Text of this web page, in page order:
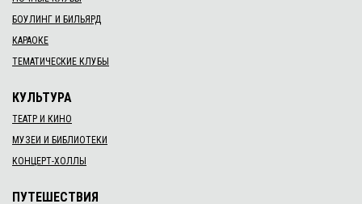
БОУЛИНГ И БИЛЬЯРД
КАРАОКЕ
ТЕМАТИЧЕСКИЕ КЛУБЫ
КУЛЬТУРА
ТЕАТР И КИНО
МУЗЕИ И БИБЛИОТЕКИ
КОНЦЕРТ-ХОЛЛЫ
ПУТЕШЕСТВИЯ